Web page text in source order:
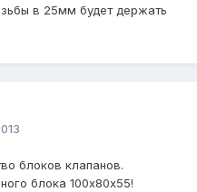
в 25мм будет держать
блоков клапанов.
блока 100х80х55!